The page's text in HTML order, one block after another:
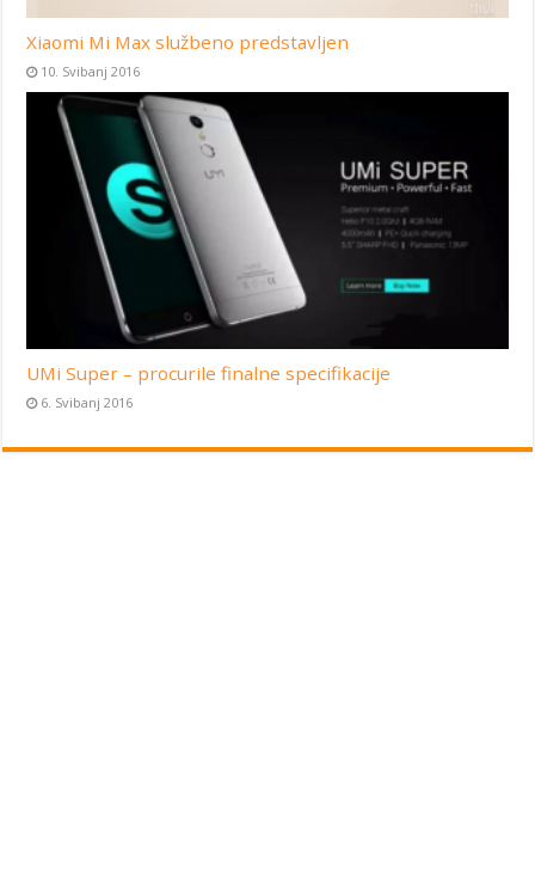
Xiaomi Mi Max službeno predstavljen
10. Svibanj 2016
UMi Super – procurile finalne specifikacije
6. Svibanj 2016